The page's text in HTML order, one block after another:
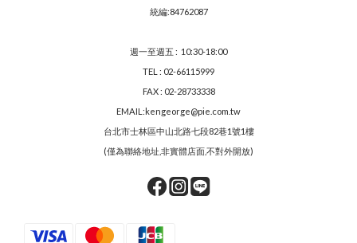
統編:84762087
週一至週五 : 10:30-18:00
TEL : 02-66115999
FAX : 02-28733338
EMAIL:kengeorge@pie.com.tw
台北市士林區中山北路七段82巷1號1樓
(僅為聯絡地址,非實體店面,不對外開放)